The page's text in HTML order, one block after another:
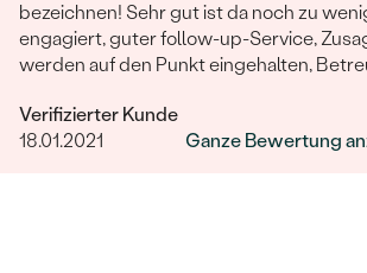
bezeichnen! Sehr gut ist da noch zu
engagiert, guter follow-up-Service,
werden auf den Punkt eingehalten,
Verifizierter Kunde
18.01.2021
Ganze Bewertung